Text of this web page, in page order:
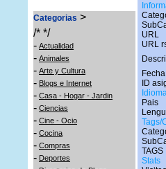
Categorias >
/* */
- Actualidad
- Animales
- Arte y Cultura
- Blogs e Internet
- Casa - Hogar - Jardin
- Ciencias
- Cine - Ocio
- Cocina
- Compras
- Deportes
URL
URL
ID
Pais
Tags/
TAGS
Stats